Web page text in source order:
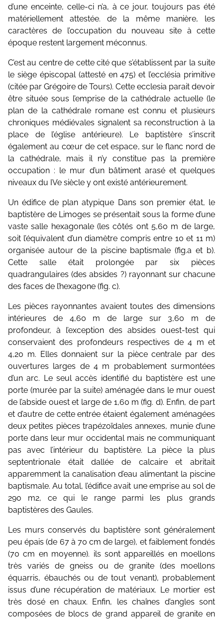
d’une enceinte, celle-ci n’a, à ce jour, toujours pas été
matériellement attestée. de la même manière, les
caractères de l’occupation du nouveau site à cette
époque restent largement méconnus.
C’est au centre de cette cité que s’établissent par la suite
le siège épiscopal (attesté en 475) et l’ecclésia primitive
(citée par Grégoire de Tours). Cette ecclesia parait devoir
être située sous l’emprise de la cathédrale actuelle (le
plan de la cathédrale romane est connu et plusieurs
chroniques médiévales signalent sa reconstruction à la
place de l’église antérieure). Le baptistère s’inscrit
également au cœur de cet espace, sur le flanc nord de
la cathédrale, mais il n’y constitue pas la première
occupation : le mur d’un bâtiment arasé et quelques
niveaux du IVe siècle y ont existé antérieurement.
Un édifice de plan atypique Dans son premier état, le
baptistère de Limoges se présentait sous la forme d’une
vaste salle hexagonale (les côtés ont 5,60 m de large,
soit l’équivalent d’un diamètre compris entre 10 et 11 m)
organisée autour de la piscine baptismale (fig.a et b).
Cette salle était prolongée par six pièces
quadrangulaires (des absides ?) rayonnant sur chacune
des faces de l’hexagone (fig. c).
Les pièces rayonnantes avaient toutes des dimensions
intérieures de 4,60 m de large sur 3,60 m de
profondeur, à l’exception des absides ouest-test qui
conservaient des profondeurs respectives de 4 m et
4,20 m. Elles donnaient sur la pièce centrale par des
ouvertures larges de 4 m probablement surmontées
d’un arc. Le seul accès identifié du baptistère est une
porte (murée par la suite) aménagée dans le mur ouest
de l’abside ouest et large de 1,60 m (fig. d). Enfin, de part
et d’autre de cette entrée étaient également aménagées
deux petites pièces trapézoïdales annexes, munie d’une
porte dans leur mur occidental mais ne communiquant
pas avec l’intérieur du baptistère. La pièce la plus
septentrionale était dallée de calcaire et abritait
apparemment la canalisation d’eau alimentant la piscine
baptismale. Au total, l’édifice avait une emprise au sol de
290 m2, ce qui le range parmi les plus grands
baptistères des Gaules.
Les murs conservés du baptistère sont généralement
peu épais (de 67 à 70 cm de large), et faiblement fondés
(70 cm en moyenne). ils sont appareillés en moellons
très variés de gneiss ou de granite (des moellons
équarris, ébauchés ou de tout venant), probablement
issus d’une récupération de matériaux. Le mortier est
très dosé en chaux. Enfin, les chaînes d’angles sont
composées de blocs de grand appareil de granite en